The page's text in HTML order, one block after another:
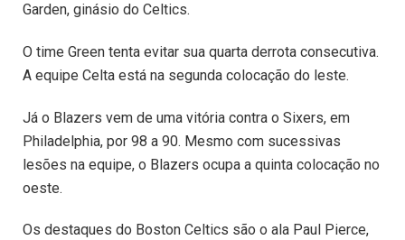
Garden, ginásio do Celtics.
O time Green tenta evitar sua quarta derrota consecutiva.
A equipe Celta está na segunda colocação do leste.
Já o Blazers vem de uma vitória contra o Sixers, em
Philadelphia, por 98 a 90. Mesmo com sucessivas
lesões na equipe, o Blazers ocupa a quinta colocação no
oeste.
Os destaques do Boston Celtics são o ala Paul Pierce,